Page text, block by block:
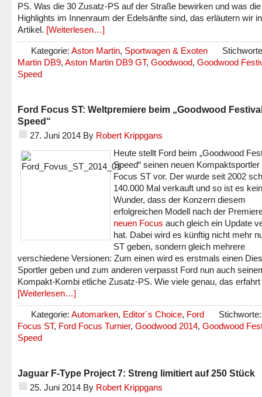
PS. Was die 30 Zusatz-PS auf der Straße bewirken und was
Highlights im Innenraum der Edelsänfte sind, das erläutern wir
Artikel. [Weiterlesen…]
Kategorie: Aston Martin, Sportwagen & Exoten
Martin DB9, Aston Martin DB9 GT, Goodwood, Goodwood
Speed
Ford Focus ST: Weltpremiere beim „Goodwood
Speed“
27. Juni 2014 By Robert Krippgans
Heute stellt Ford beim „Goodwood
Speed“ seinen neuen Kompaktsportler
Focus ST vor. Der wurde seit 2002
140.000 Mal verkauft und so ist es kein
Wunder, dass der Konzern diesem
erfolgreichen Modell nach der
neuen Focus auch gleich ein Update
hat. Dabei wird es künftig nicht mehr
ST geben, sondern gleich mehrere
verschiedene Versionen: Zum einen wird es erstmals einen
Sportler geben und zum anderen verpasst Ford nun auch
Kompakt-Kombi etliche Zusatz-PS. Wie viele genau, das erfahrt
[Weiterlesen…]
Kategorie: Automarken, Editor´s Choice, Ford
Focus ST, Ford Focus Turnier, Goodwood 2014, Goodwood
Speed
Jaguar F-Type Project 7: Streng limitiert auf 250 Stück
25. Juni 2014 By Robert Krippgans